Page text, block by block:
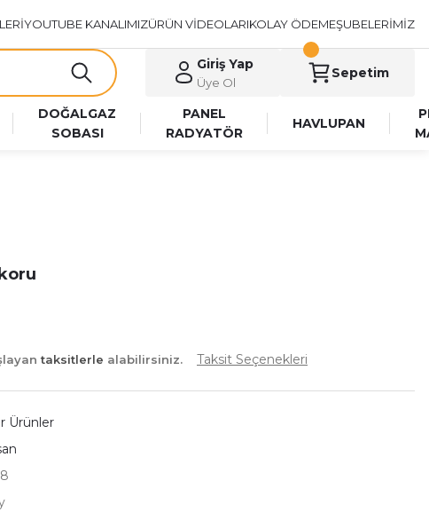
YOUTUBE KANALIMIZÜRÜN VİDEOLARIKOLAY ÖDEMEŞUBELERİMİZ
Giriş Yap
Üye Ol
Sepetim
DOĞALGAZ
SOBASI
PANEL
RADYATÖR
HAVLUPAN
taksitlerle alabilirsiniz. Taksit Seçenekleri
Ürünler